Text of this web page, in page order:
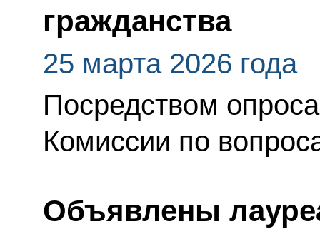
гражданства
25 марта 2026 года
Посредством
Комиссии по
Объявлены